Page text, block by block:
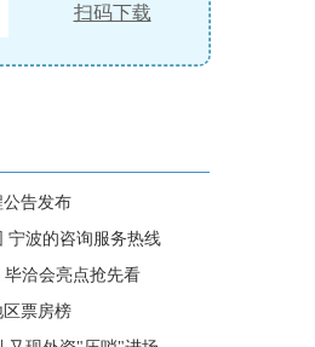
扫码下载
公告发布
宁波的咨询服务热线
毕洽会亮点抢先看
区票房榜